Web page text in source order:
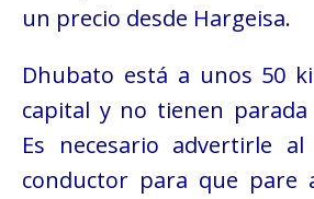
un precio desde Hargeisa.
Dhubato está a unos 50
capital y no tienen parada
Es necesario advertirle
conductor para que pare